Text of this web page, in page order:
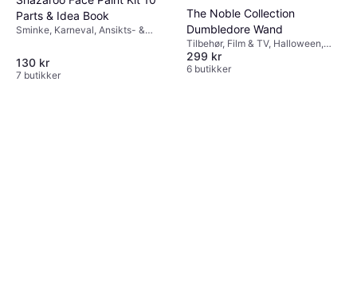
Parts & Idea Book
Sminke, Karneval, Ansikts- &
130 kr
7 butikker
The Noble Collection
Dumbledore Wand
Tilbehør, Film & TV, Halloween,
Unisex, Redskap, Trollmenn Harry
Potter
299 kr
6 butikker